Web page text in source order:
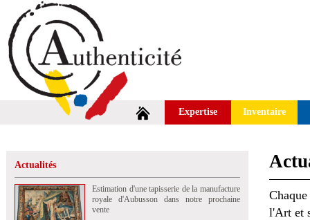
Expertise Inventaire
Actualités
Estimation d'une tapisserie de la manufacture
royale d'Aubusson dans notre prochaine
vente
l'Art et